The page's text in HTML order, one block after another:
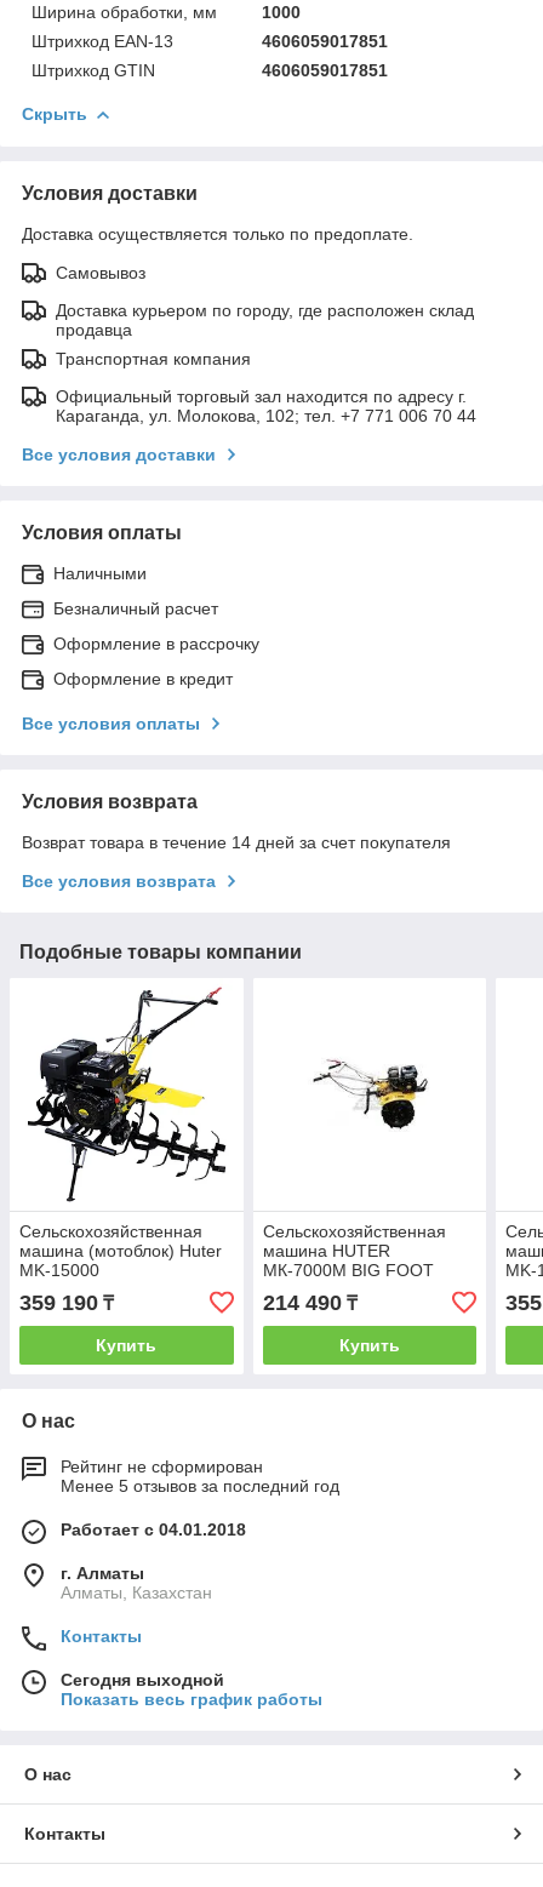
Ширина обработки, мм
1000
Штрихкод EAN-13
4606059017851
Штрихкод GTIN
4606059017851
Скрыть
Условия доставки
Доставка осуществляется только по предоплате.
Самовывоз
Доставка курьером по городу, где расположен склад
продавца
Транспортная компания
Официальный торговый зал находится по адресу г.
Караганда, ул. Молокова, 102; тел. +7 771 006 70 44
Все условия доставки
Условия оплаты
Наличными
Безналичный расчет
Оформление в рассрочку
Оформление в кредит
Все условия оплаты
Условия возврата
Возврат товара в течение 14 дней за счет покупателя
Все условия возврата
Подобные товары компании
Сельскохозяйственная
машина (мотоблок) Huter
MK-15000
359 190 ₸
Купить
Сельскохозяйственная
машина HUTER
МК-7000М BIG FOOT
214 490₸
Купить
MK-
О нас
Рейтинг не сформирован
Менее 5 отзывов за последний год
Работает с 04.01.2018
г. Алматы
Алматы, Казахстан
Контакты
Сегодня выходной
Показать весь график работы
О нас
Контакты